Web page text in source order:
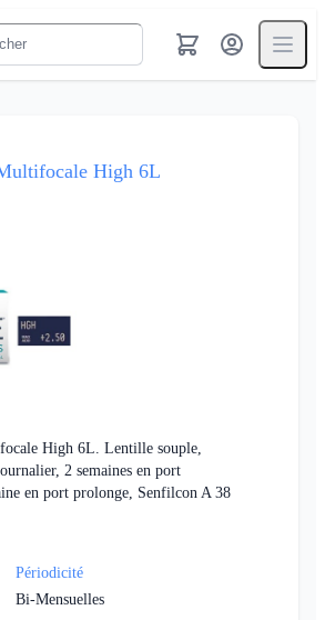
High 6L
High 6L. Lentille souple,
2 semaines en port
en port prolonge, Senfilcon A 38
Périodicité
Bi-Mensuelles